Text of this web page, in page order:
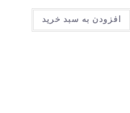
افزودن به سبد خرید